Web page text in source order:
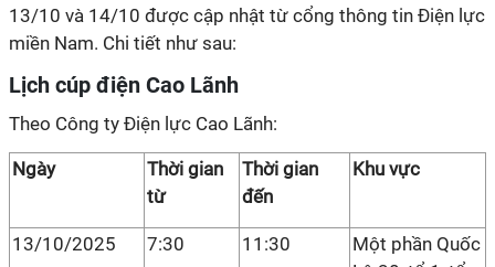
13/10 và 14/10 được cập nhật từ cổng thông tin Điện lực
miền Nam. Chi tiết như sau:
Lịch cúp điện Cao Lãnh
Theo Công ty Điện lực Cao Lãnh:
Ngày
Thời gian
từ
Thời gian
đến
Khu vực
13/10/2025 7:30 11:30
Một phần Quốc